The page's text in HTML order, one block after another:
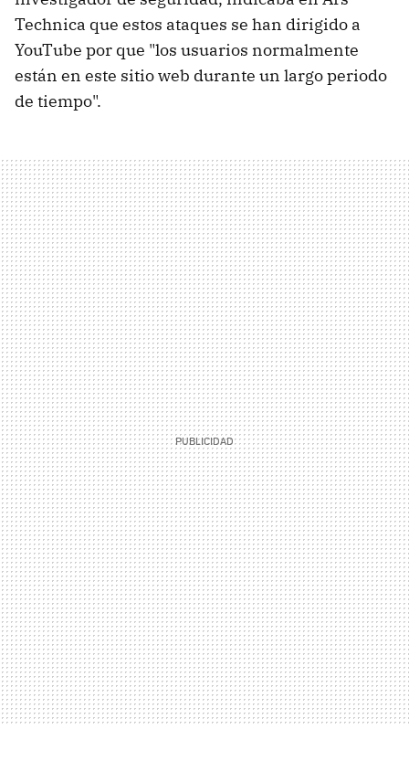
Technica que estos ataques se han dirigido a
YouTube por que "los usuarios normalmente
están en este sitio web durante un largo periodo
de tiempo".